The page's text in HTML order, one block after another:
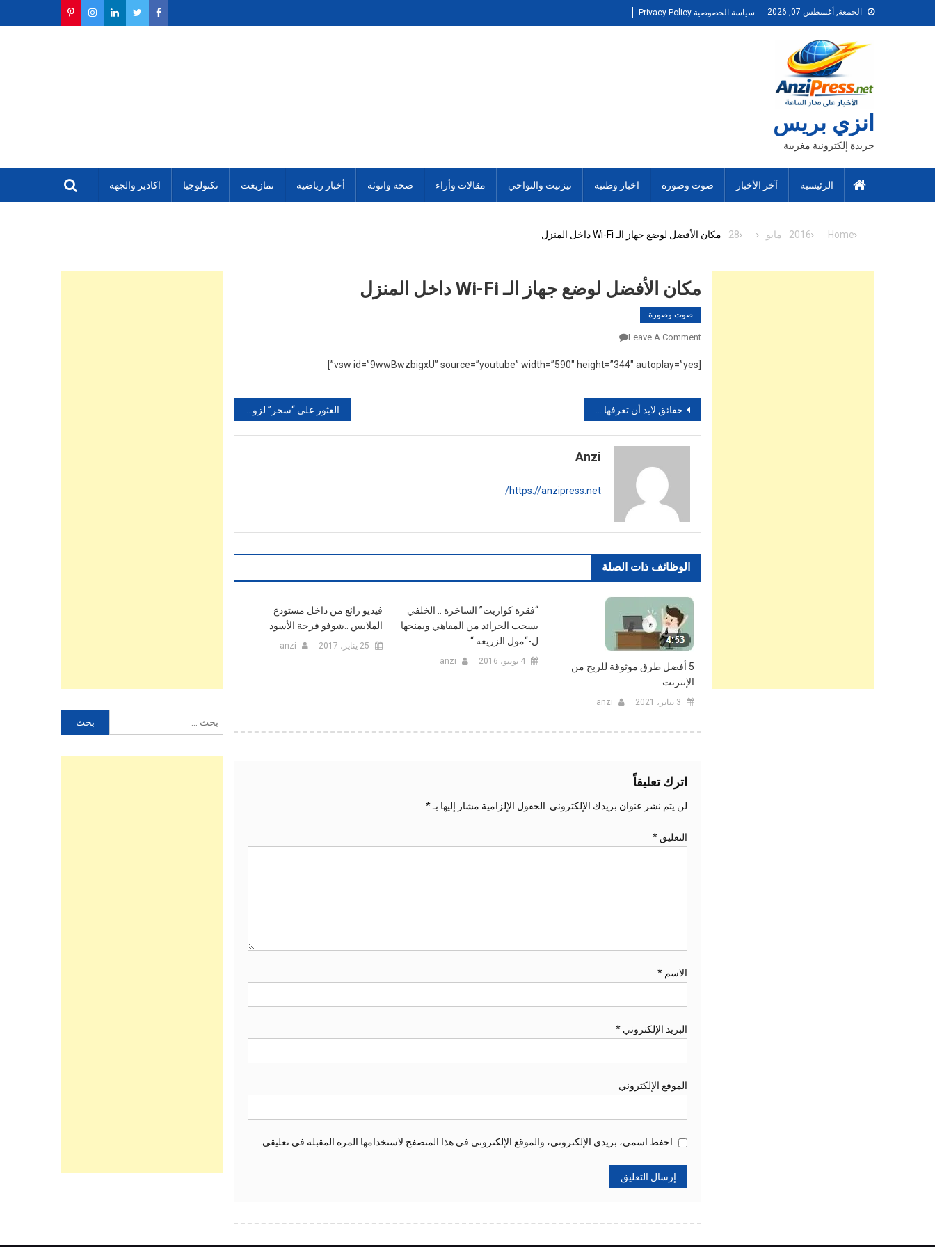
to
الجمعة, أغسطس 07, 2026 سياسة الخصوصية Privacy Policy
انزي بريس
جريدة إلكترونية مغربية
الرئيسية آخر الأخبار صوت وصورة اخبار وطنية تيزنيت والنواحي مقالات وأراء صحة وانوثة أخبار رياضية تمازيغت تكنولوجيا اكادير والجهة
Home
2016 مايو 28 مكان الأفضل لوضع جهاز الـ Wi-Fi داخل المنزل
مكان الأفضل لوضع جهاز الـ Wi-Fi داخل المنزل
صوت وصورة
Leave A Comment
الأفضل
جهاز
الـ
Wi-
Fi
داخل
تصفّح
المقالات
حقائق لابد أن تعرفها شرعاً” زواج الجن من الانس
Anzi
https://anzipress.net/
الوظائف ذات الصلة
5 أفضل طرق موثوقة للربح من
الإنترنت
3 يناير، 2021 anzi
“فقرة كواريت” الساخرة .. الخلفي
يسحب الجرائد من المقاهي ويمنحها
ل-“مول الزريعة “
4 يونيو، 2016 anzi
فيديو رائع من داخل مستودع
الملابس ..شوفو فرحة الأسود‎‎
25 يناير، 2017 anzi
اترك تعليقاً
لن يتم نشر عنوان بريدك الإلكتروني. الحقول الإلزامية مشار إليها بـ*
التعليق *
الاسم *
البريد الإلكتروني *
الموقع الإلكتروني
احفظ اسمي، بريدي الإلكتروني، والموقع الإلكتروني في هذا المتصفح لاستخدامها المرة المقبلة في تعليقي.
عن: